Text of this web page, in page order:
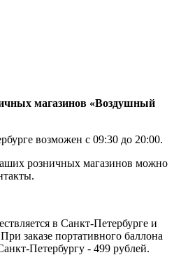
магазинов «Воздушный
возможен с 09:30 до 20:00.
розничных магазинов можно
в Санкт-Петербурге и
заказе портативного баллона
Петербургу - 499 рублей.